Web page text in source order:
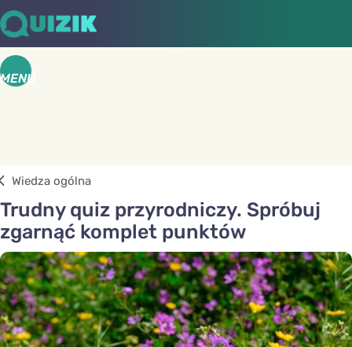
MENU
Wiedza ogólna
Trudny quiz przyrodniczy. Spróbuj
zgarnąć komplet punktów